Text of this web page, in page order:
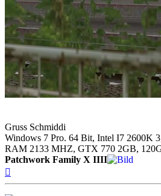
Gruss Schmiddi
Windows 7 Pro. 64 Bit, Intel I7 2600K
RAM 2133 MHZ, GTX 770 2GB,
Patchwork Family X IIII